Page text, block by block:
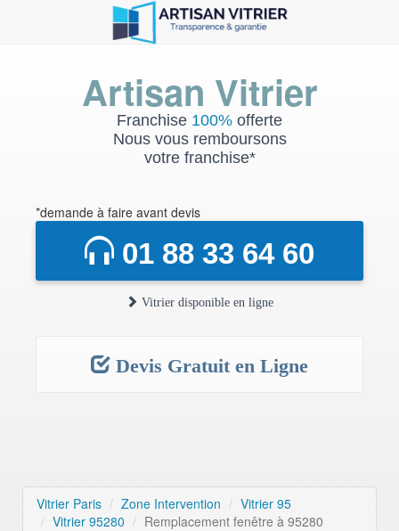
Artisan Vitrier
Franchise 100% offerte
Nous vous remboursons
votre franchise*
*demande à faire avant devis
01 88 33 64 60
Vitrier disponible en ligne
Devis Gratuit en Ligne
Vitrier Paris Zone Intervention
Vitrier 95
Vitrier 95280
Remplacement fenêtre à 95280